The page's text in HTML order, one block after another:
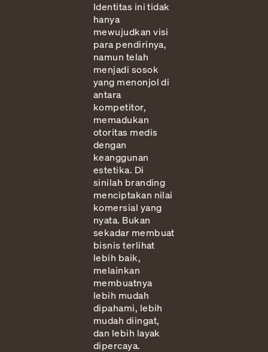
Identitas ini tidak
hanya
mewujudkan visi
para pendirinya,
namun telah
menjadi sosok
yang menonjol di
antara
kompetitor,
memadukan
otoritas medis
dengan
keanggunan
estetika. Di
sinilah branding
menciptakan nilai
komersial yang
nyata. Bukan
sekadar membuat
bisnis terlihat
lebih baik,
melainkan
membuatnya
lebih mudah
dipahami, lebih
mudah diingat,
dan lebih layak
dipercaya.